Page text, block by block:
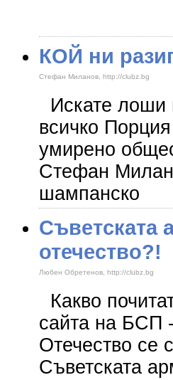
КОЙ ни
Стефан Миланов, http://clubz.bg
Искате лоши
всичко
умирено
Стефан
шампанско
Съветската
отечество?!
Любен Обретенов, http://clubz.bg
Какво
сайта на БСП
Отечество се
Съветската